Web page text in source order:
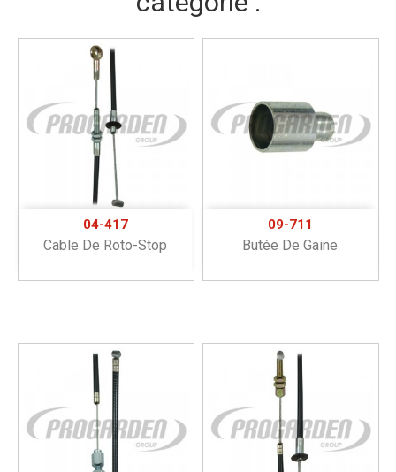
04-417
Cable De Roto-Stop
09-711
Butée De Gaine